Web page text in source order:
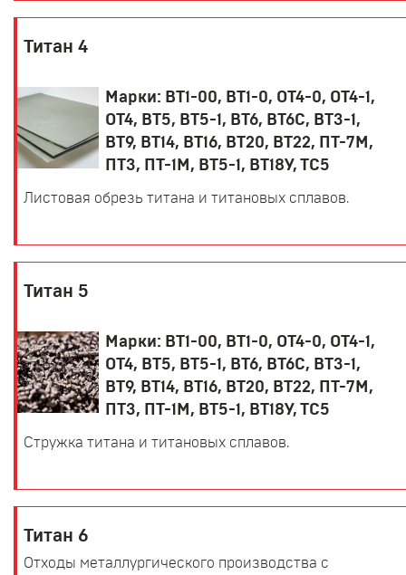
Титан 4
Марки: ВТ1-00, ВТ1-0, ОТ4-0, ОТ4-1,
ОТ4, ВТ5, ВТ5-1, ВТ6, ВТ6С, ВТ3-1,
ВТ9, ВТ14, ВТ16, ВТ20, ВТ22, ПТ-7М,
ПТ3, ПТ-1М, ВТ5-1, ВТ18У, ТС5
Листовая обрезь титана и титановых сплавов.
Титан 5
Марки: ВТ1-00, ВТ1-0, ОТ4-0, ОТ4-1,
ОТ4, ВТ5, ВТ5-1, ВТ6, ВТ6С, ВТ3-1,
ВТ9, ВТ14, ВТ16, ВТ20, ВТ22, ПТ-7М,
ПТ3, ПТ-1М, ВТ5-1, ВТ18У, ТС5
Стружка титана и титановых сплавов.
Титан 6
Отходы металлургического производства с